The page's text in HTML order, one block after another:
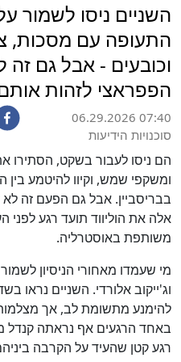
השניים ניסו לשמור
התעופה עם מסכות,
וכובעים - אבל גם
הפפראצי לזהות
06.29.2026 07:40
סוכנויות הידיעות
הם ניסו לעבור בשקט, הסתירו
ומשקפי שמש, וקיוו להיטמע
בבריסביין. אבל גם הפעם זה
אלה את הוליווד תועד רגע לפני
משותפת באוסטרליה.
מי שעמדו מאחורי הניסיון
וג'ייקוב אלורדי. השניים
להימנע מתשומת לב, אך
באחד הרגעים אף נראתה קנדל
רגע קטן שהעיד על הקרבה